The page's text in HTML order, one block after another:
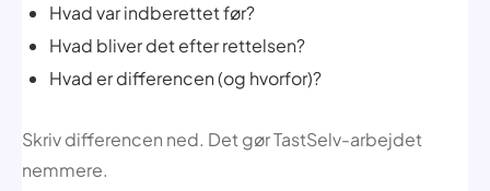
Hvad var indberettet før?
Hvad bliver det efter rettelsen?
Hvad er differencen (og hvorfor)?
Skriv differencen ned. Det gør TastSelv-arbejdet
nemmere.